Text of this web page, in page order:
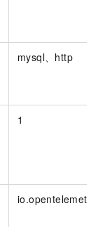
mysql、http
1